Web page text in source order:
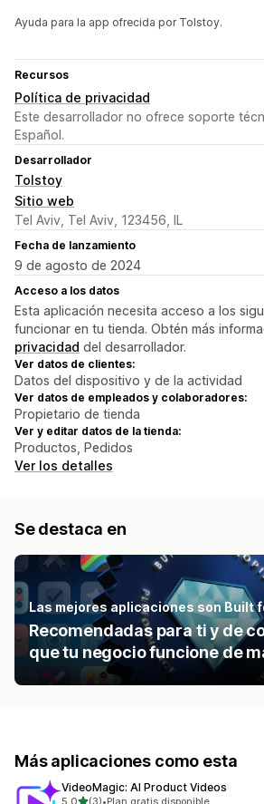
Ayuda para la app ofrecida por Tolstoy.
Recursos
Política de privacidad
Este desarrollador no ofrece soporte
Español.
Desarrollador
Tolstoy
Sitio web
Tel Aviv, Tel Aviv, 123456, IL
Fecha de lanzamiento
9 de agosto de 2024
Acceso a los datos
Esta aplicación necesita acceso a los
funcionar en tu tienda. Obtén más
privacidad del desarrollador.
Ver datos de clientes:
Datos del dispositivo y de la actividad
Ver datos de empleados y colaboradores:
Propietario de tienda
Ver y editar datos de la tienda:
Productos, Pedidos
Ver los detalles
Se destaca en
Las mejores aplicaciones son Built
Recomendadas para ti y de
que tu negocio funcione de
Más aplicaciones como esta
VideoMagic: AI Product Videos
de 5 estrellas